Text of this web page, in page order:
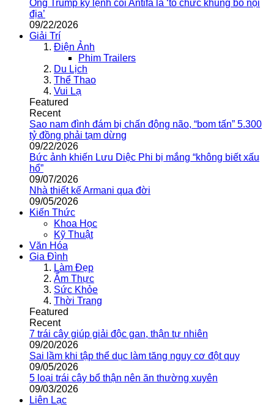
Ông Trump ký lệnh coi Antifa là ‘tổ chức khủng bố nội
địa’
09/22/2026
Giải Trí
Điện Ảnh
Phim Trailers
Du Lịch
Thể Thao
Vui Lạ
Featured
Recent
Sao nam đình đám bị chấn động não, “bom tấn” 5.300
tỷ đồng phải tạm dừng
09/22/2026
Bức ảnh khiến Lưu Diệc Phi bị mắng “không biết xấu
hổ”
09/07/2026
Nhà thiết kế Armani qua đời
09/05/2026
Kiến Thức
Khoa Học
Kỹ Thuật
Văn Hóa
Gia Đình
Làm Đẹp
Ẩm Thực
Sức Khỏe
Thời Trang
Featured
Recent
7 trái cây giúp giải độc gan, thận tự nhiên
09/20/2026
Sai lầm khi tập thể dục làm tăng nguy cơ đột quỵ
09/05/2026
5 loại trái cây bổ thận nên ăn thường xuyên
09/03/2026
Liên Lạc